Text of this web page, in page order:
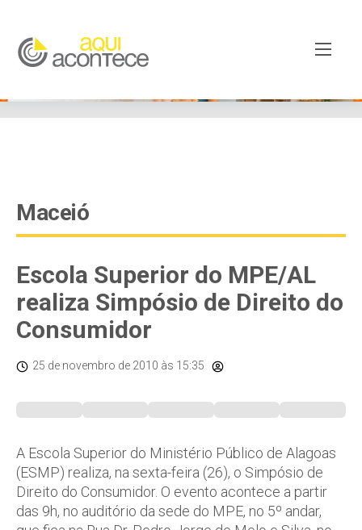
googleb82de9a22cec23e8.html
Maceió
Escola Superior do MPE/AL
realiza Simpósio de Direito do
Consumidor
25 de novembro de 2010 às 15:35
A Escola Superior do Ministério Público de Alagoas
(ESMP) realiza, na sexta-feira (26), o Simpósio de
Direito do Consumidor. O evento acontece a partir
das 9h, no auditório da sede do MPE, no 5º andar,